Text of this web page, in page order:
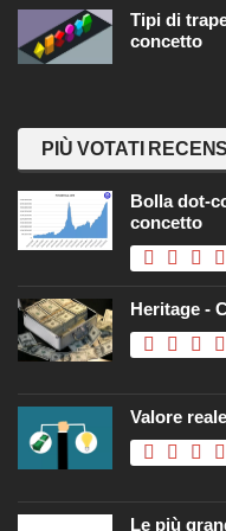
Tipi di
concetto
PIÙ VOTATI
Bolla dot-
concetto
Heritage -
Valore
Le più